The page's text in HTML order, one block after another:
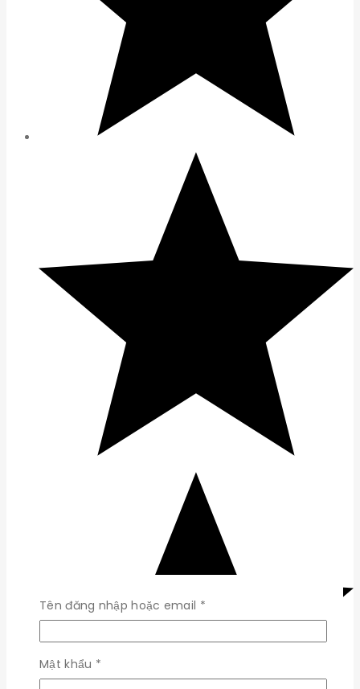
Tên đăng nhập hoặc email *Bắt
buộc
Mật khẩu *
buộc